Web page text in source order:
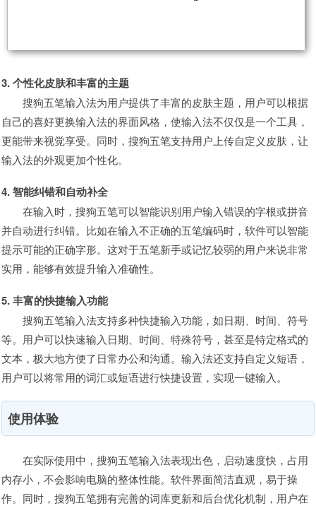
3. 个性化皮肤和丰富的主题
搜狗五笔输入法为用户提供了丰富的皮肤主题，用户可以根据
自己的喜好更换输入法的界面风格，使输入法不仅仅是一个工具，
更能带来视觉享受。同时，搜狗五笔支持用户上传自定义皮肤，让
输入法的外观更加个性化。
4. 智能纠错和自动补全
在输入时，搜狗五笔可以智能识别用户输入错误的字根或拼音
并自动进行纠错。比如在输入不正确的五笔编码时，软件可以智能
提示可能的正确字形。这对于五笔新手或记忆较弱的用户来说非常
实用，能够有效提升输入准确性。
5. 丰富的快捷输入功能
搜狗五笔输入法支持多种快捷输入功能，如日期、时间、符号
等。用户可以快速输入日期、时间、特殊符号，甚至是特定格式的
文本，极大地方便了日常办公和沟通。输入法还支持自定义短语，
用户可以将常用的词汇或短语进行快捷设置，实现一键输入。
使用体验
在实际使用中，搜狗五笔输入法表现出色，启动速度快，占用
内存小，不会影响电脑的整体性能。软件界面简洁直观，易于操
作。同时，搜狗五笔拥有完善的词库更新和后台优化机制，用户在